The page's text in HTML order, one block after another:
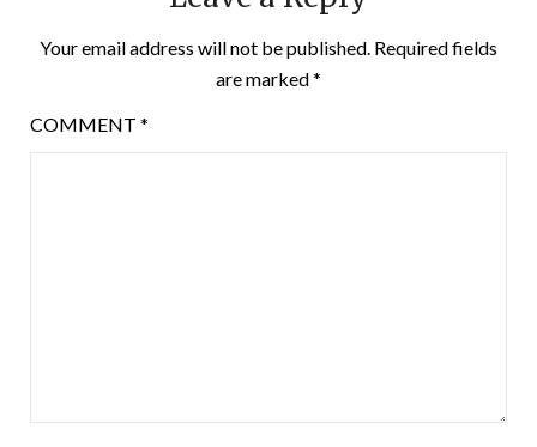
Your email address will not be published. Required fields
are marked*
COMMENT *